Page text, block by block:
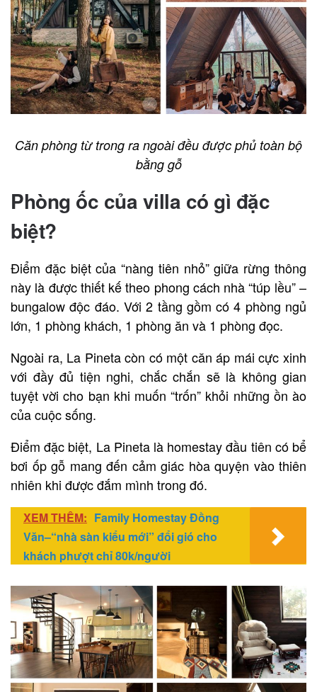
Căn phòng từ trong ra ngoài đều được phủ toàn bộ
bằng gỗ
Phòng ốc của villa có gì đặc
biệt?
Điểm đặc biệt của “nàng tiên nhỏ” giữa rừng thông
này là được thiết kế theo phong cách nhà “túp lều” –
bungalow độc đáo. Với 2 tầng gồm có 4 phòng ngủ
lớn, 1 phòng khách, 1 phòng ăn và 1 phòng đọc.
Ngoài ra, La Pineta còn có một căn áp mái cực xinh
với đầy đủ tiện nghi, chắc chắn sẽ là không gian
tuyệt vời cho bạn khi muốn “trốn” khỏi những ồn ào
của cuộc sống.
Điểm đặc biệt, La Pineta là homestay đầu tiên có bể
bơi ốp gỗ mang đến cảm giác hòa quyện vào thiên
nhiên khi được đắm mình trong đó.
XEM THÊM: Family Homestay Đồng
Văn–“nhà sàn kiểu mới” đổi gió cho
khách phượt chỉ 80k/người